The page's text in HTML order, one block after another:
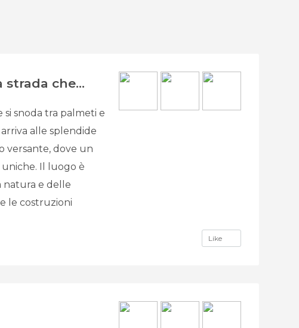
che...
snoda tra palmeti e
alle splendide
versante, dove un
Il luogo è
natura e delle
le costruzioni
Like